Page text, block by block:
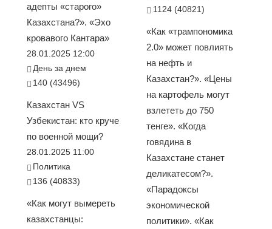
адепты «старого»
Казахстана?». «Эхо
кровавого Кантара»
28.01.2025 12:00
День за днем
140 (43496)
Казахстан VS
Узбекистан: кто круче
по военной мощи?
28.01.2025 11:00
Политика
136 (40833)
«Как могут вымереть
казахстанцы:
1124 (40821)
«Как «трампономика
2.0» может повлиять
на нефть и
Казахстан?». «Цены
на картофель могут
взлететь до 750
тенге». «Когда
говядина в
Казахстане станет
деликатесом?».
«Парадоксы
экономической
политики». «Как